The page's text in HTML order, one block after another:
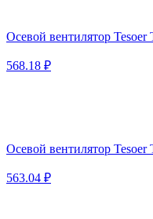
Осевой вентилятор
568.18 ₽
Осевой вентилятор
563.04 ₽